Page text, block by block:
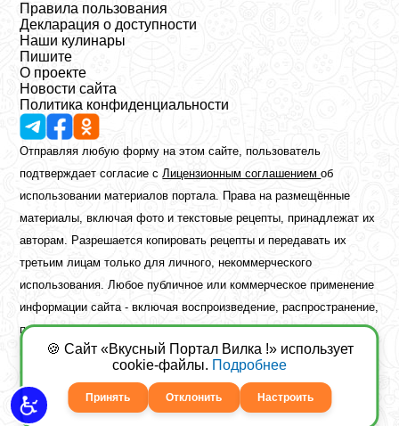
Правила пользования
Декларация о доступности
Наши кулинары
Пишите
О проекте
Новости сайта
Политика конфиденциальности
Отправляя любую форму на этом сайте, пользователь
подтверждает согласие сЛицензионным соглашениемоб
использовании материалов портала. Права на размещённые
материалы, включая фото и текстовые рецепты, принадлежат их
авторам. Разрешается копировать рецепты и передавать их
третьим лицам только для личного, некоммерческого
использования. Любое публичное или коммерческое применение
информации сайта - включая воспроизведение, распространение,
публикацию или обработку - возможно лишь при наличии
предварительного письменного разрешения правообладателя.
Copyright ©2026 Вкусный Портал Вилка
Сайт построенfreebrush.net
🍪 Сайт «Вкусный Портал Вилка !» использует
cookie-файлы. Подробнее
Принять Отклонить Настроить